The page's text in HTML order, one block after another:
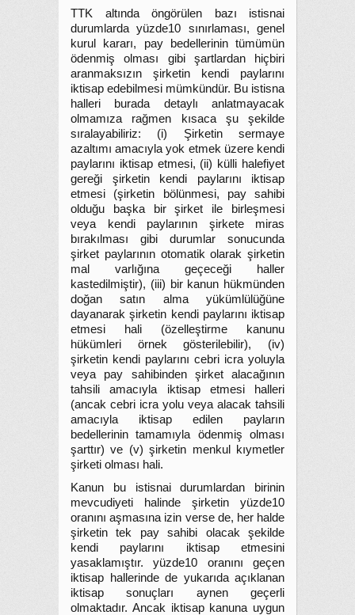
TTK altında öngörülen bazı istisnai
durumlarda yüzde10 sınırlaması, genel
kurul kararı, pay bedellerinin tümümün
ödenmiş olması gibi şartlardan hiçbiri
aranmaksızın şirketin kendi paylarını
iktisap edebilmesi mümkündür. Bu istisna
halleri burada detaylı anlatmayacak
olmamıza rağmen kısaca şu şekilde
sıralayabiliriz: (i) Şirketin sermaye
azaltımı amacıyla yok etmek üzere kendi
paylarını iktisap etmesi, (ii) külli halefiyet
gereği şirketin kendi paylarını iktisap
etmesi (şirketin bölünmesi, pay sahibi
olduğu başka bir şirket ile birleşmesi
veya kendi paylarının şirkete miras
bırakılması gibi durumlar sonucunda
şirket paylarının otomatik olarak şirketin
mal varlığına geçeceği haller
kastedilmiştir), (iii) bir kanun hükmünden
doğan satın alma yükümlülüğüne
dayanarak şirketin kendi paylarını iktisap
etmesi hali (özelleştirme kanunu
hükümleri örnek gösterilebilir), (iv)
şirketin kendi paylarını cebri icra yoluyla
veya pay sahibinden şirket alacağının
tahsili amacıyla iktisap etmesi halleri
(ancak cebri icra yolu veya alacak tahsili
amacıyla iktisap edilen payların
bedellerinin tamamıyla ödenmiş olması
şarttır) ve (v) şirketin menkul kıymetler
şirketi olması hali.
Kanun bu istisnai durumlardan birinin
mevcudiyeti halinde şirketin yüzde10
oranını aşmasına izin verse de, her halde
şirketin tek pay sahibi olacak şekilde
kendi paylarını iktisap etmesini
yasaklamıştır. yüzde10 oranını geçen
iktisap hallerinde de yukarıda açıklanan
iktisap sonuçları aynen geçerli
olmaktadır. Ancak iktisap kanuna uygun